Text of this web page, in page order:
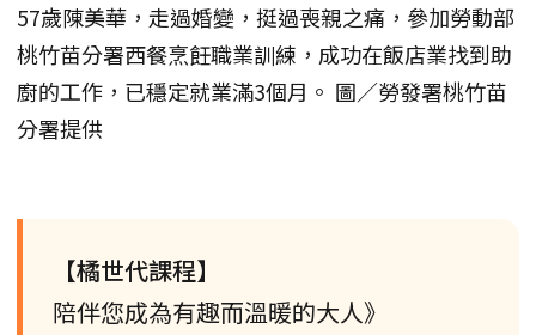
57歲陳美華，走過婚變，挺過喪親之痛，參加勞動部
桃竹苗分署西餐烹飪職業訓練，成功在飯店業找到助
廚的工作，已穩定就業滿3個月。 圖／勞發署桃竹苗
分署提供
【橘世代課程】
陪伴您成為有趣而溫暖的大人》